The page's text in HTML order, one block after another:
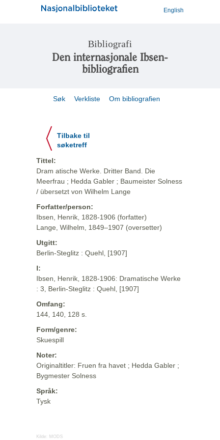
English
Bibliografi
Den internasjonale Ibsen-
bibliografien
Søk Verkliste Om bibliografien
Tilbake til
søketreff
Tittel:
Dram atische Werke. Dritter Band. Die
Meerfrau ; Hedda Gabler ; Baumeister Solness
/ übersetzt von Wilhelm Lange
Forfatter/person:
Ibsen, Henrik, 1828-1906 (forfatter)
Lange, Wilhelm, 1849–1907 (oversetter)
Utgitt:
Berlin-Steglitz : Quehl, [1907]
I:
Ibsen, Henrik, 1828-1906: Dramatische Werke
: 3, Berlin-Steglitz : Quehl, [1907]
Omfang:
144, 140, 128 s.
Form/genre:
Skuespill
Noter:
Originaltitler: Fruen fra havet ; Hedda Gabler ;
Bygmester Solness
Språk:
Tysk
Kilde: MODS